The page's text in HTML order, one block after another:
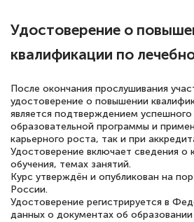
Спасибо большое
вежливое сопровождение!
понятно! Проходила
квалификации. Ещё раз -
Елена Петрикс
11 марта 2026
Удостоверение о
квалификации по
После окончания прослушивания
удостоверение о повышении
является подтверждением
образовательной программы и
карьерного роста, так и при
Удостоверение включает сведения о
обучения, темах занятий.
Курс утверждён и опубликован на
России.
Удостоверение регистрируется в
данных о документах об образовании